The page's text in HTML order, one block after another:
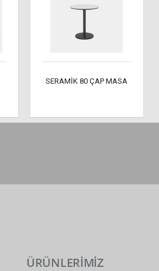
SERAMİK 80 ÇAP MASA
ÜRÜNLERİMİZ